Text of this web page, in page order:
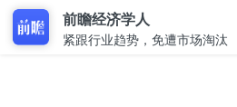
前瞻经济学人
紧跟行业趋势，免遭市场淘汰